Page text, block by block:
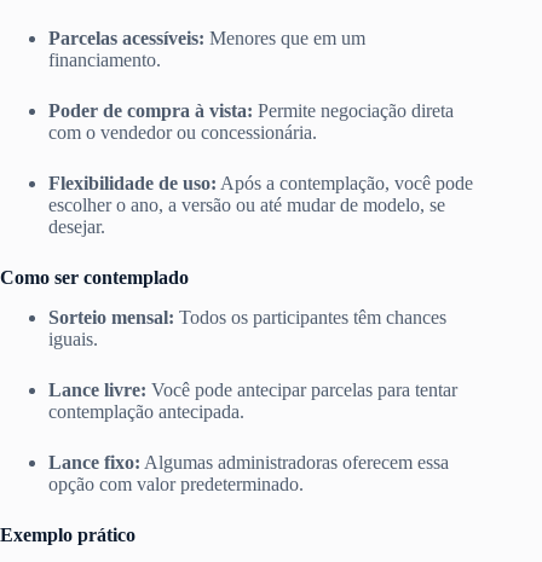
Parcelas acessíveis: Menores que em um
financiamento.
Poder de compra à vista: Permite negociação direta
com o vendedor ou concessionária.
Flexibilidade de uso: Após a contemplação, você pode
escolher o ano, a versão ou até mudar de modelo, se
desejar.
Como ser contemplado
Sorteio mensal: Todos os participantes têm chances
iguais.
Lance livre: Você pode antecipar parcelas para tentar
contemplação antecipada.
Lance fixo: Algumas administradoras oferecem essa
opção com valor predeterminado.
Exemplo prático